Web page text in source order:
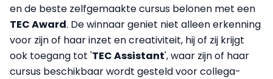
en de beste zelfgemaakte cursus belonen met een
TEC Award. De winnaar geniet niet alleen erkenning
voor zijn of haar inzet en creativiteit, hij of zij krijgt
ook toegang tot 'TEC Assistant', waar zijn of haar
cursus beschikbaar wordt gesteld voor collega-